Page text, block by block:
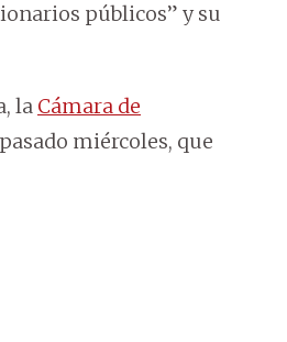
públicos” y su
la Cámara de
miércoles, que